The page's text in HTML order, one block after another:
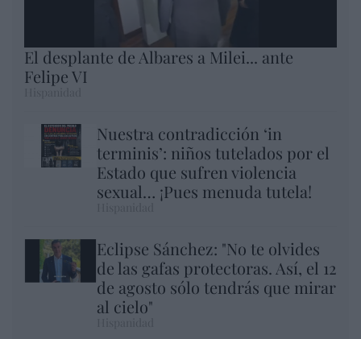
El desplante de Albares a Milei... ante
Felipe VI
Nuestra contradicción ‘in
terminis’: niños tutelados por el
Estado que sufren violencia
sexual… ¡Pues menuda tutela!
Eclipse Sánchez: "No te olvides
de las gafas protectoras. Así, el 12
de agosto sólo tendrás que mirar
al cielo"